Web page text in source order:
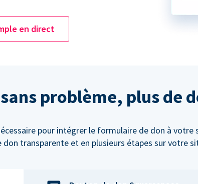
en direct
problème, plus de
pour intégrer le formulaire de don à votre
don transparente et en plusieurs étapes sur votre